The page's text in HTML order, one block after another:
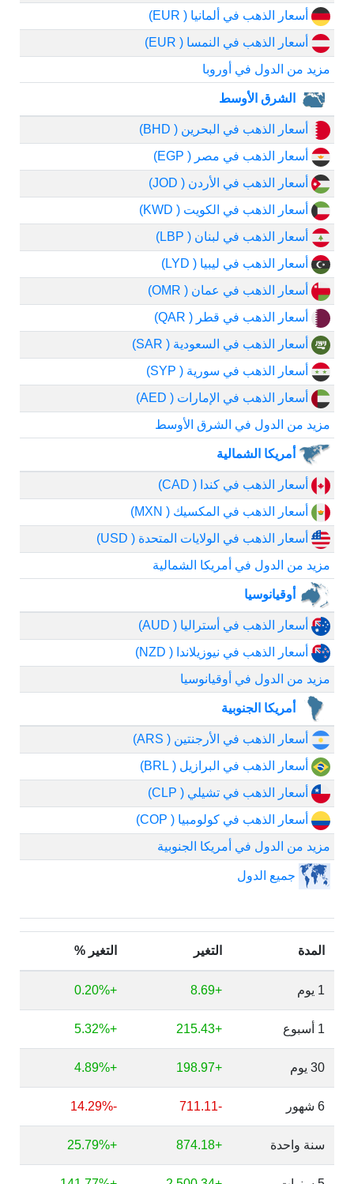
أسعار الذهب في ألمانيا ( EUR)
أسعار الذهب في النمسا ( EUR)
مزيد من الدول في أوروبا
الشرق الأوسط
أسعار الذهب في البحرين ( BHD)
أسعار الذهب في مصر ( EGP)
أسعار الذهب في الأردن ( JOD)
أسعار الذهب في الكويت ( KWD)
أسعار الذهب في لبنان ( LBP)
أسعار الذهب في ليبيا ( LYD)
أسعار الذهب في عمان ( OMR)
أسعار الذهب في قطر ( QAR)
أسعار الذهب في السعودية ( SAR)
أسعار الذهب في سورية ( SYP)
أسعار الذهب في الإمارات ( AED)
مزيد من الدول في الشرق الأوسط
أمريكا الشمالية
أسعار الذهب في كندا ( CAD)
أسعار الذهب في المكسيك ( MXN)
أسعار الذهب في الولايات المتحدة ( USD)
مزيد من الدول في أمريكا الشمالية
أوقيانوسيا
أسعار الذهب في أستراليا ( AUD)
أسعار الذهب في نيوزيلاندا ( NZD)
مزيد من الدول في أوقيانوسيا
أمريكا الجنوبية
أسعار الذهب في الأرجنتين ( ARS)
أسعار الذهب في البرازيل ( BRL)
أسعار الذهب في تشيلي ( CLP)
أسعار الذهب في كولومبيا ( COP)
مزيد من الدول في أمريكا الجنوبية
جميع الدول
المدة التغير التغير %
1 يوم +8.69
+0.20%
1 أسبوع +215.43
+5.32%
30 يوم +198.97
+4.89%
6 شهور -711.11
-14.29%
سنة واحدة +874.18
+25.79%